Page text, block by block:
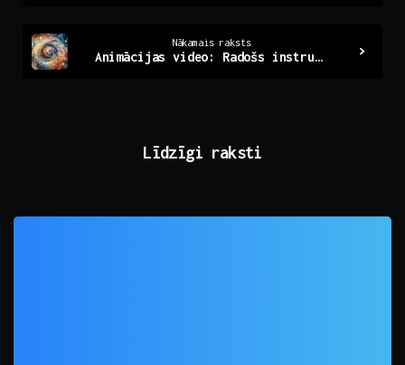
Nākamais raksts
Animācijas video: Radošs instruments ideju izteikšanai
Līdzīgi raksti